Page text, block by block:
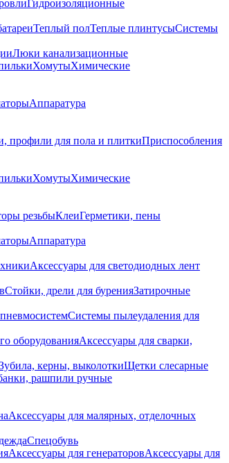
Гидроизоляционные
Теплый полТеплые плинтусыСистемы
Люки канализационные
ХомутыХимические
Аппаратура
профили для пола и плиткиПриспособления
ХомутыХимические
резьбыКлеиГерметики, пены
Аппаратура
Аксессуары для светодиодных лент
Стойки, дрели для буренияЗатирочные
Системы пылеудаления для
оборудованияАксессуары для сварки,
керны, выколоткиЩетки слесарные
рашпили ручные
Аксессуары для малярных, отделочных
Спецобувь
Аксессуары для генераторовАксессуары для